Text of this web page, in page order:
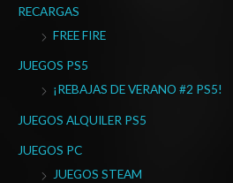
r
o
RECARGAS
FREE FIRE
JUEGOS PS5
¡REBAJAS DE VERANO #2 PS5!
JUEGOS ALQUILER PS5
JUEGOS PC
JUEGOS STEAM